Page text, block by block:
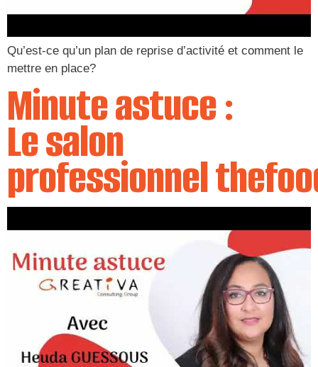
Qu’est-ce qu’un plan de reprise d’activité et comment le
mettre en place?
Minute astuce :
Le salon
professionnel